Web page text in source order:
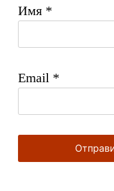
Имя *
Email *